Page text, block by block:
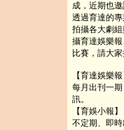
成，近期也
透過育達的
拍攝各大劇
攝育達娛樂
比賽，請大
【育達娛樂
每月出刊一
訊。
【育娛小報】
不定期、即